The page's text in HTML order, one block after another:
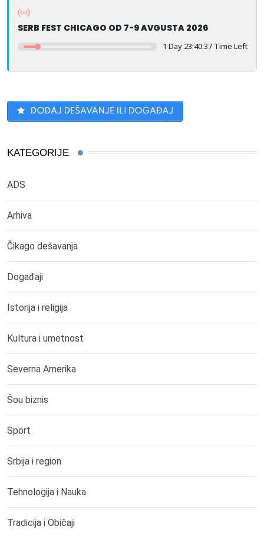
SERB FEST CHICAGO OD 7-9 AVGUSTA 2026
1 Day 23:40:37 Time Left
KATEGORIJE
ADS
Arhiva
Čikago dešavanja
Događaji
Istorija i religija
Kultura i umetnost
Severna Amerika
Šou biznis
Sport
Srbija i region
Tehnologija i Nauka
Tradicija i Običaji